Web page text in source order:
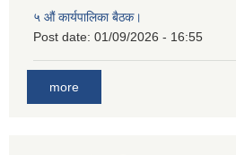
५ औं कार्यपालिका बैठक।
Post date: 01/09/2026 - 16:55
more